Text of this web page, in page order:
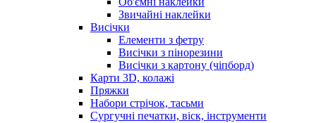
Звичайні наклейки
Висічки
Елементи з фетру
Висічки з пінорезини
Висічки з картону (чіпборд)
Карти 3D, колажі
Пряжки
Набори стрічок, тасьми
Сургучні печатки, віск, інструменти